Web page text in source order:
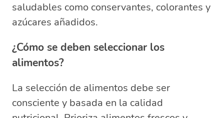
saludables como conservantes, colorantes y
azúcares añadidos.
¿Cómo se deben seleccionar los
alimentos?
La selección de alimentos debe ser
consciente y basada en la calidad